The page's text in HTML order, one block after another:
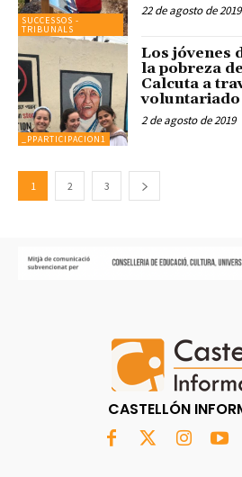
SUCCESSOS -
TRIBUNALS
22 de agosto de 2019
_PPARTICIPACION1
Los jóvenes
la pobreza
Calcuta a
voluntariado
2 de agosto de 2019
1 2 3
CASTELLÓN